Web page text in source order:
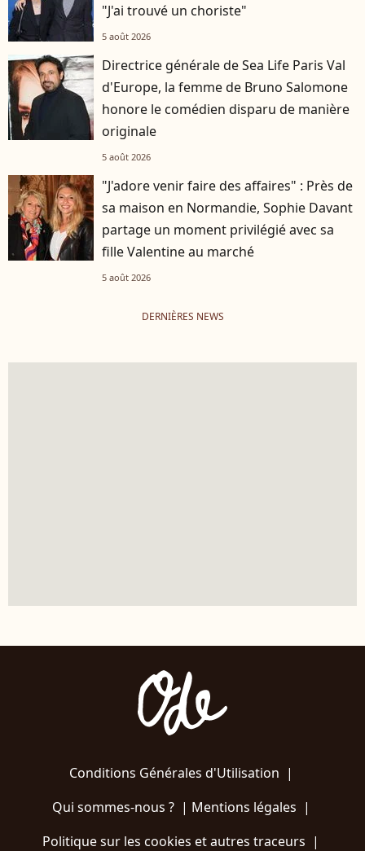
"J'ai trouvé un choriste"
5 août 2026
Directrice générale de Sea Life Paris Val
d'Europe, la femme de Bruno Salomone
honore le comédien disparu de manière
originale
5 août 2026
"J'adore venir faire des affaires" : Près de
sa maison en Normandie, Sophie Davant
partage un moment privilégié avec sa
fille Valentine au marché
5 août 2026
DERNIÈRES NEWS
Conditions Générales d'Utilisation |
Qui sommes-nous ?| Mentions légales |
Politique sur les cookies et autres traceurs |